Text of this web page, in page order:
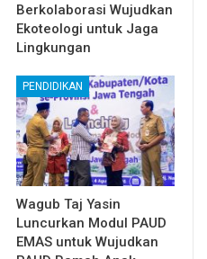
Berkolaborasi Wujudkan
Ekoteologi untuk Jaga
Lingkungan
PENDIDIKAN
Wagub Taj Yasin
Luncurkan Modul PAUD
EMAS untuk Wujudkan